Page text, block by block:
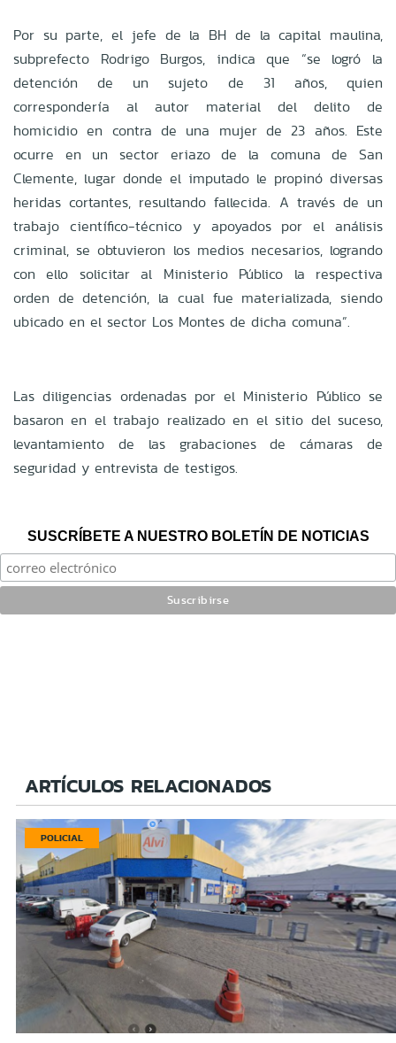
Por su parte, el jefe de la BH de la capital maulina,
subprefecto Rodrigo Burgos, indica que “se logró la
detención de un sujeto de 31 años, quien
correspondería al autor material del delito de
homicidio en contra de una mujer de 23 años. Este
ocurre en un sector eriazo de la comuna de San
Clemente, lugar donde el imputado le propinó diversas
heridas cortantes, resultando fallecida. A través de un
trabajo científico-técnico y apoyados por el análisis
criminal, se obtuvieron los medios necesarios, logrando
con ello solicitar al Ministerio Público la respectiva
orden de detención, la cual fue materializada, siendo
ubicado en el sector Los Montes de dicha comuna”.
Las diligencias ordenadas por el Ministerio Público se
basaron en el trabajo realizado en el sitio del suceso,
levantamiento de las grabaciones de cámaras de
seguridad y entrevista de testigos.
SUSCRÍBETE A NUESTRO BOLETÍN DE NOTICIAS
ARTÍCULOS RELACIONADOS
POLICIAL